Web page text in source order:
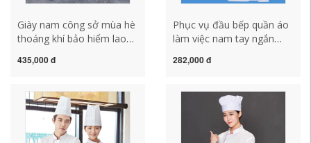
Giày nam công sở mùa hè
thoáng khí bảo hiểm lao
chống trơn trượt chống
giày giày lười lái xe giản dị
hợp thời trang áo đầu bếp
nam đồng phục bếp
trưởng
435,000 đ
Phục vụ đầu bếp quần áo
làm việc nam tay ngắn
sạn căng tin quần áo nhà
tay tùy chỉnh mẫu áo bếp
282,000 đ